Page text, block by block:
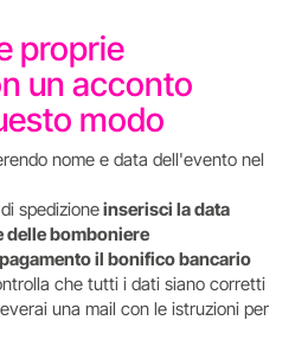
proprie
un acconto
modo
nome e data dell'evento nel
spedizioneinserisci la data
delle bomboniere
il bonifico bancario
che tutti i dati siano corretti
una mail con le istruzioni per